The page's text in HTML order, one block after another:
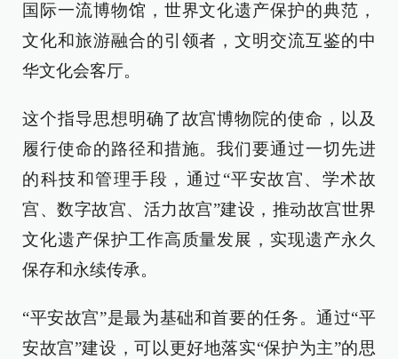
国际一流博物馆，世界文化遗产保护的典范，
文化和旅游融合的引领者，文明交流互鉴的中
华文化会客厅。
这个指导思想明确了故宫博物院的使命，以及
履行使命的路径和措施。我们要通过一切先进
的科技和管理手段，通过“平安故宫、学术故
宫、数字故宫、活力故宫”建设，推动故宫世界
文化遗产保护工作高质量发展，实现遗产永久
保存和永续传承。
“平安故宫”是最为基础和首要的任务。通过“平
安故宫”建设，可以更好地落实“保护为主”的思